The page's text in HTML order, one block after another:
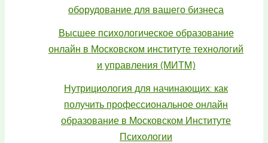
оборудование для вашего бизнеса
Высшее психологическое образование
онлайн в Московском институте технологий
и управления (МИТМ)
Нутрициология для начинающих: как
получить профессиональное онлайн
образование в Московском Институте
Психологии